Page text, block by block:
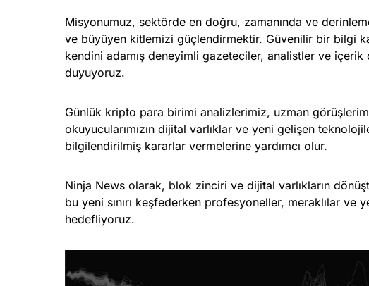
Misyonumuz, sektörde en doğru, zamanında ve
ve büyüyen kitlemizi güçlendirmektir. Güvenilir bir bilgi
kendini adamış deneyimli gazeteciler, analistler ve
duyuyoruz.
Günlük kripto para birimi analizlerimiz, uzman
okuyucularımızın dijital varlıklar ve yeni gelişen
bilgilendirilmiş kararlar vermelerine yardımcı olur.
Ninja News olarak, blok zinciri ve dijital varlıkların
bu yeni sınırı keşfederken profesyoneller, meraklılar ve
hedefliyoruz.